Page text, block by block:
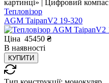
картинці» | Цифровий компас
Тепловізор
AGM TaipanV2 19-320
Ціна 45450 ₴
В наявності
КУПИТИ